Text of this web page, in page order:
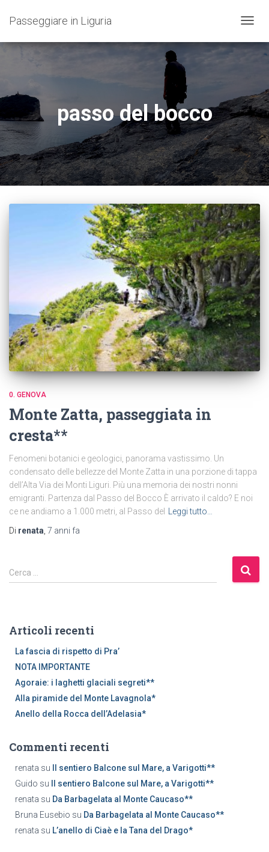
Passeggiare in Liguria
passo del bocco
0. GENOVA
Monte Zatta, passeggiata in
cresta**
Fenomeni botanici e geologici, panorama vastissimo. Un
condensato delle bellezze del Monte Zatta in una porzione di tappa
dell’Alta Via dei Monti Liguri. Più una memoria dei nostri nonni
emigranti. Partenza dal Passo del Bocco È arrivato il caldo? E noi
ce ne andiamo a 1.000 metri, al Passo del
Leggi tutto…
Di renata 7 anni fa
R
i
c
Cerca …
Articoli recenti
La fascia di rispetto di Pra’
NOTA IMPORTANTE
Agoraie: i laghetti glaciali segreti**
Alla piramide del Monte Lavagnola*
Anello della Rocca dell’Adelasia*
Commenti recenti
renata su
Il sentiero Balcone sul Mare, a Varigotti**
Guido su
Il sentiero Balcone sul Mare, a Varigotti**
renata su Da Barbagelata al Monte Caucaso**
Bruna Eusebio su Da Barbagelata al Monte Caucaso**
renata su L’anello di Ciaè e la Tana del Drago*